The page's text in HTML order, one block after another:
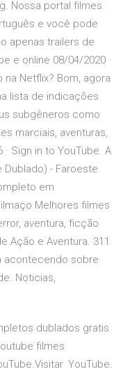
Nossa portal filmes
e você pode
apenas trailers de
e online 08/04/2020 ·
Netflix? Bom, agora
lista de indicações
subgêneros como
marciais, aventuras,
Sign in to YouTube. A
Dublado) - Faroeste
em
Melhores filmes
aventura, ficção
Ação e Aventura. 311
acontecendo sobre
Noticias,
dublados gratis
filmes
YouTube.